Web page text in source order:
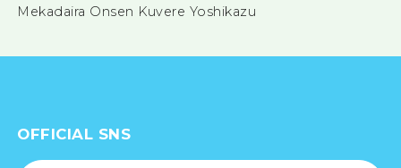
Mekadaira Onsen Kuvere Yoshikazu
OFFICIAL SNS